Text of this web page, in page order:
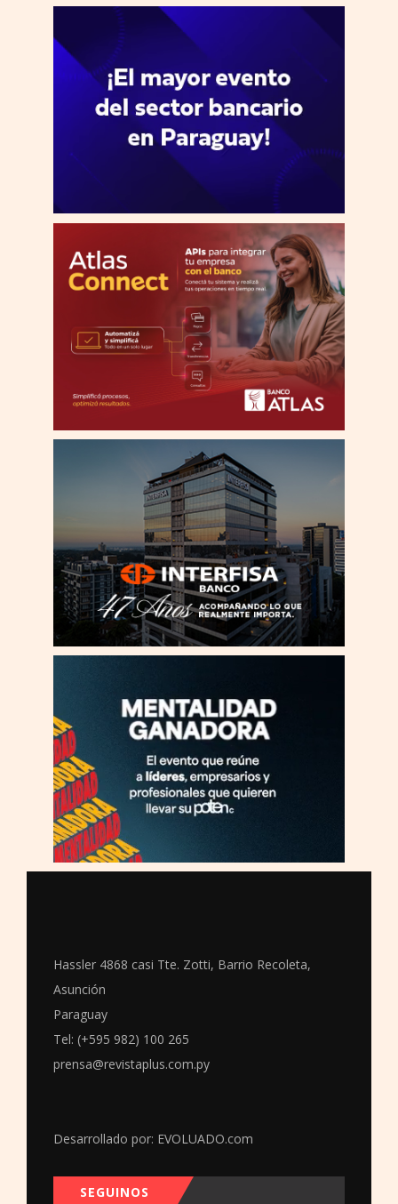
Hassler 4868 casi Tte. Zotti, Barrio Recoleta,
Asunción
Paraguay
Tel: (+595 982) 100 265
prensa@revistaplus.com.py
Desarrollado por: EVOLUADO.com
SEGUINOS